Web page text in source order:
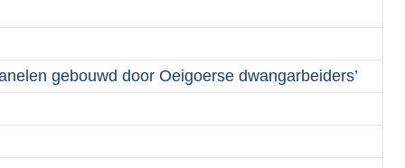
gebouwd door Oeigoerse dwangarbeiders’